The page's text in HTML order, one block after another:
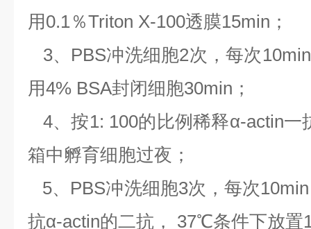
用0.1％Triton X-100透膜15min；
3、PBS冲洗细胞2次，每次
用4% BSA封闭细胞30min；
4、按1: 100的比例稀释α-actin
箱中孵育细胞过夜；
5、PBS冲洗细胞3次，每次
抗α-actin的二抗， 37℃条件下放置